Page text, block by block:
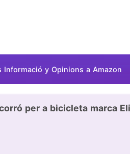
Informació y Opinions a Amazon
per a bicicleta marca